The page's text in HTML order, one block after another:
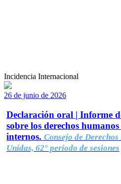
Incidencia Internacional
26 de junio de 2026
Declaración oral | Informe
sobre los derechos
internos. Consejo de
Unidas, 62° período de sesiones